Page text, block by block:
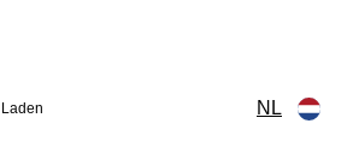
Laden NL